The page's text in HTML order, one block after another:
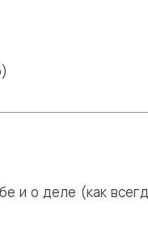
и о деле (как